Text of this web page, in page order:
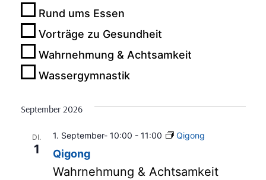
Rund ums Essen
Vorträge zu Gesundheit
Wahrnehmung & Achtsamkeit
Wassergymnastik
September 2026
DI.
1 Qigong
1. September- 10:00 - 11:00 Qigong
Wahrnehmung & Achtsamkeit